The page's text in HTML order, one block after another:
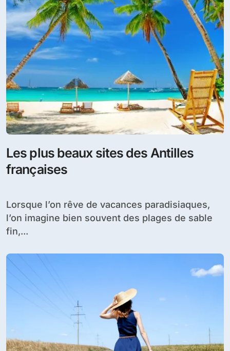
Les plus beaux sites des Antilles
françaises
Lorsque l’on rêve de vacances paradisiaques,
l’on imagine bien souvent des plages de sable
fin,...